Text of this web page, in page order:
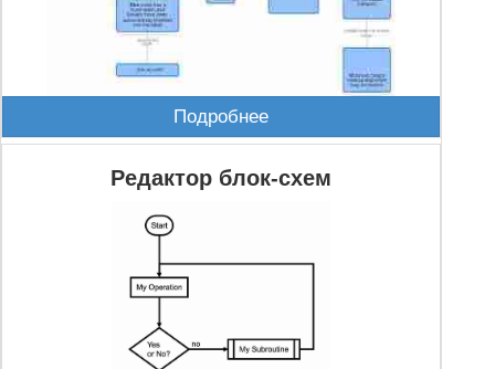
Подробнее
Редактор блок-схем